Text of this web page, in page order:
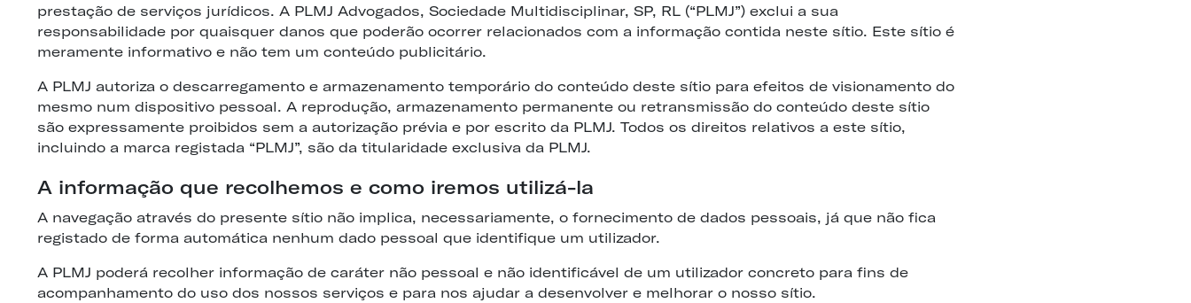
prestação de serviços jurídicos. A PLMJ Advogados, Sociedade Multidisciplinar, SP, RL (“PLMJ”) exclui a sua
responsabilidade por quaisquer danos que poderão ocorrer relacionados com a informação contida neste sítio. Este sítio é
meramente informativo e não tem um conteúdo publicitário.
A PLMJ autoriza o descarregamento e armazenamento temporário do conteúdo deste sítio para efeitos de visionamento do
mesmo num dispositivo pessoal. A reprodução, armazenamento permanente ou retransmissão do conteúdo deste sítio
são expressamente proibidos sem a autorização prévia e por escrito da PLMJ. Todos os direitos relativos a este sítio,
incluindo a marca registada “PLMJ”, são da titularidade exclusiva da PLMJ.
A informação que recolhemos e como iremos utilizá-la
A navegação através do presente sítio não implica, necessariamente, o fornecimento de dados pessoais, já que não fica
registado de forma automática nenhum dado pessoal que identifique um utilizador.
A PLMJ poderá recolher informação de caráter não pessoal e não identificável de um utilizador concreto para fins de
acompanhamento do uso dos nossos serviços e para nos ajudar a desenvolver e melhorar o nosso sítio.